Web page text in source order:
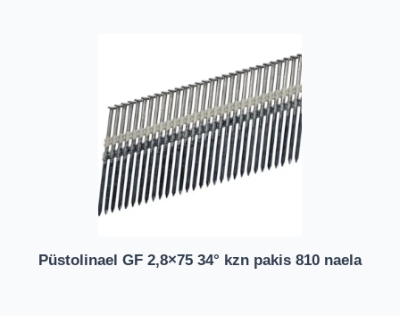
Püstolinael GF 2,8×75 34° kzn pakis 810 naela